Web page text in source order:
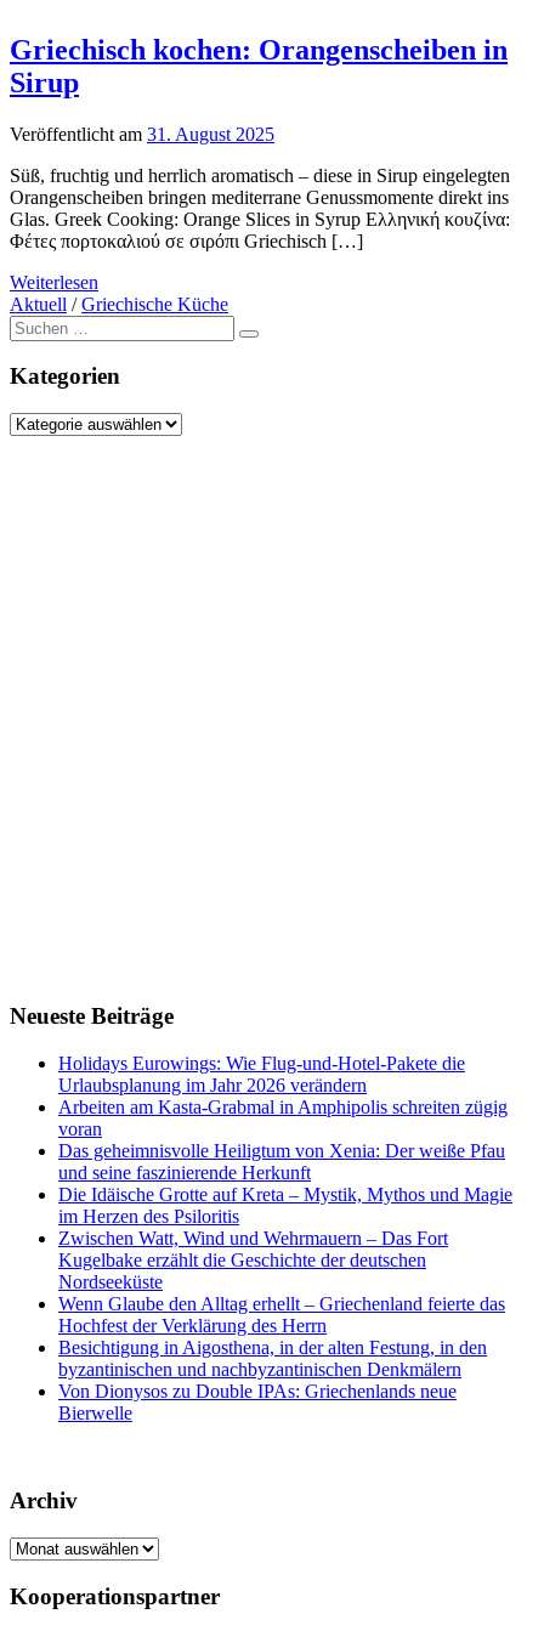
Griechisch kochen: Orangenscheiben in
Sirup
Veröffentlicht am 31. August 2025
Süß, fruchtig und herrlich aromatisch – diese in Sirup eingelegten
Orangenscheiben bringen mediterrane Genussmomente direkt ins
Glas. Greek Cooking: Orange Slices in Syrup Ελληνική κουζίνα:
Φέτες πορτοκαλιού σε σιρόπι Griechisch […]
Weiterlesen
Aktuell /Griechische Küche
Suche
nach:
Kategorien
Kategorien
Neueste Beiträge
Holidays Eurowings: Wie Flug-und-Hotel-Pakete die
Urlaubsplanung im Jahr 2026 verändern
Arbeiten am Kasta-Grabmal in Amphipolis schreiten zügig
voran
Das geheimnisvolle Heiligtum von Xenia: Der weiße Pfau
und seine faszinierende Herkunft
Die Idäische Grotte auf Kreta – Mystik, Mythos und Magie
im Herzen des Psiloritis
Zwischen Watt, Wind und Wehrmauern – Das Fort
Kugelbake erzählt die Geschichte der deutschen
Nordseeküste
Wenn Glaube den Alltag erhellt – Griechenland feierte das
Hochfest der Verklärung des Herrn
Besichtigung in Aigosthena, in der alten Festung, in den
byzantinischen und nachbyzantinischen Denkmälern
Von Dionysos zu Double IPAs: Griechenlands neue
Bierwelle
Archiv
Archiv
Kooperationspartner